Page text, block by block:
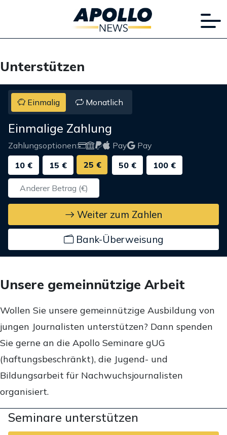
Unterstützen
Einmalig Monatlich
Einmalige Zahlung
Zahlungsoptionen: Pay
Pay
10 €
15 € 25 € 50 € 100 €
Weiter zum Zahlen
Bank-Überweisung
Unsere gemeinnützige Arbeit
Wollen Sie unsere gemeinnützige Ausbildung von
jungen Journalisten unterstützen? Dann spenden
Sie gerne an die Apollo Seminare gUG
(haftungsbeschränkt), die Jugend- und
Bildungsarbeit für Nachwuchsjournalisten
organisiert.
Seminare unterstützen